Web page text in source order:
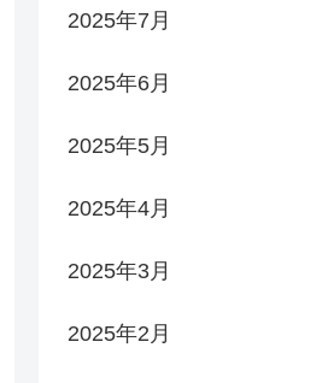
2025年7月
2025年6月
2025年5月
2025年4月
2025年3月
2025年2月